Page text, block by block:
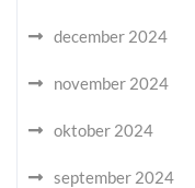
december 2024
november 2024
oktober 2024
september 2024